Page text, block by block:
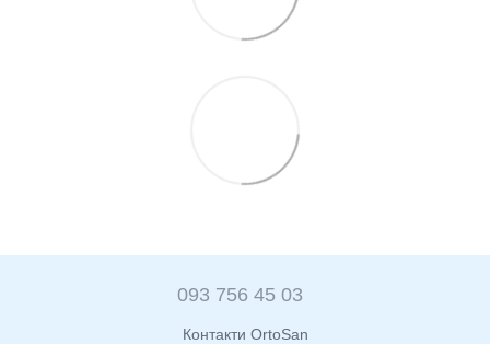
093 756 45 03
Контакти OrtoSan